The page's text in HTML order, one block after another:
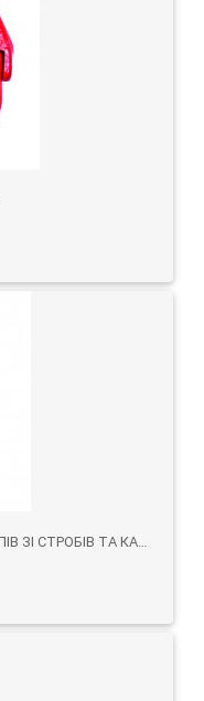
З'ЄДНУВАЛЬНА ЛАНКА (ДЛЯ СТРОПІВ ЗІ СТРОБІВ ТА КАНАТІВ) KZP КЛАС 8